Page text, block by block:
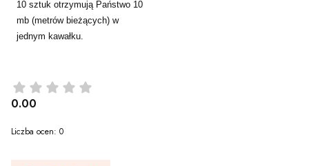
10 sztuk otrzymują Państwo 10
mb (metrów bieżących) w
jednym kawałku.
0.00
Liczba ocen: 0